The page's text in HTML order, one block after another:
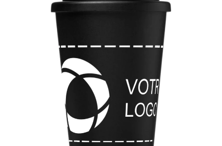
plus
zoomer
touches
fléchées
faire